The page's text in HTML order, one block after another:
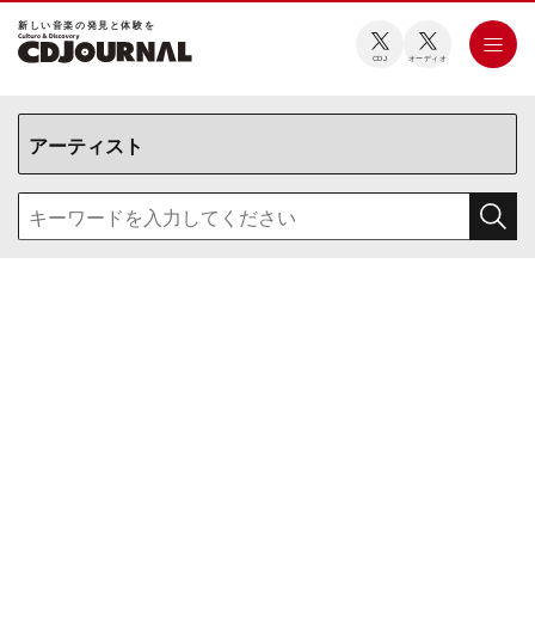
新しい⾳楽の発⾒と体験を
CDJ オーディオ